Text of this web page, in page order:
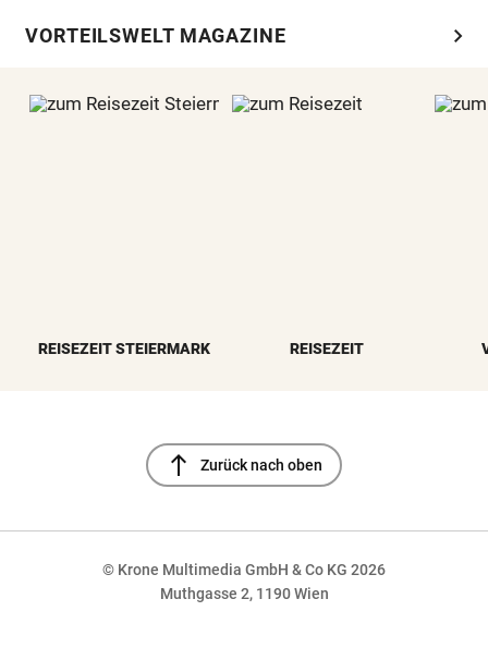
VORTEILSWELT MAGAZINE chevron_right
REISEZEIT STEIERMARK REISEZEIT
north Zurück nach oben
© Krone Multimedia GmbH & Co KG 2026
Muthgasse 2, 1190 Wien